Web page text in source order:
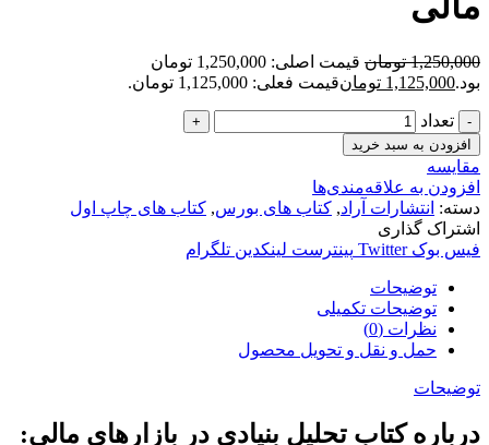
1,250,000 تومان
قیمت اصلی: 1,250,000 تومان
بود.1,125,000 تومانقیمت فعلی: 1,125,000 تومان.
تعداد
افزودن به سبد خرید
مقایسه
افزودن به علاقه‌مندی‌ها
دسته: انتشارات آراد, کتاب های بورس, کتاب های چاپ اول
اشتراک گذاری
فیس بوک Twitter پینترست لینکدین تلگرام
توضیحات
توضیحات تکمیلی
نظرات (0)
حمل و نقل و تحویل محصول
توضیحات
درباره کتاب تحلیل بنیادی در بازارهای مالی: